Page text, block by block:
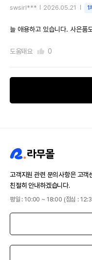
swsirl*** 2026.05.21 1
늘 애용하고 있습니다. 사은품
도움돼요 0
고객지원 관련 문의사항은 고객
친절히 안내하겠습니다.
평일 : 10:00 ~ 18:00 (점심 :